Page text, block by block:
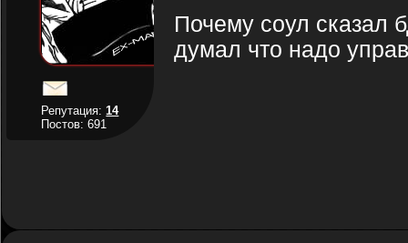
Репутация:14
Постов: 691
Почему соул сказал
думал что надо